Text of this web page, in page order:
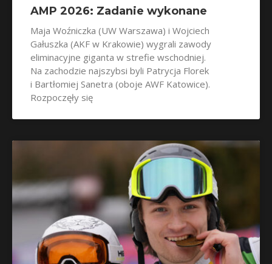
AMP 2026: Zadanie wykonane
Maja Woźniczka (UW Warszawa) i Wojciech
Gałuszka (AKF w Krakowie) wygrali zawody
eliminacyjne giganta w strefie wschodniej.
Na zachodzie najszybsi byli Patrycja Florek
i Bartłomiej Sanetra (oboje AWF Katowice).
Rozpoczęły się